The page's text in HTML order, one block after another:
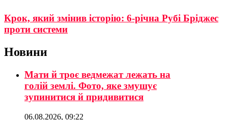
Крок, який змінив історію: 6-річна Рубі Бріджес
проти системи
Новини
Мати й троє ведмежат лежать на
голій землі. Фото, яке змушує
зупинитися й придивитися
06.08.2026, 09:22